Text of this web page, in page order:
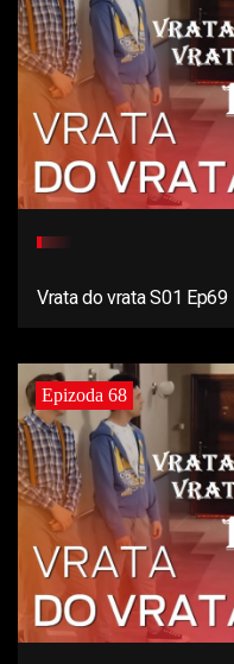
Vrata do vrata S01 Ep69
Epizoda 68